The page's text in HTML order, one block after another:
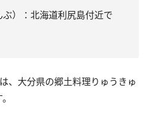
ぶ）：北海道利尻島付近で
、大分県の郷土料理りゅうきゅ